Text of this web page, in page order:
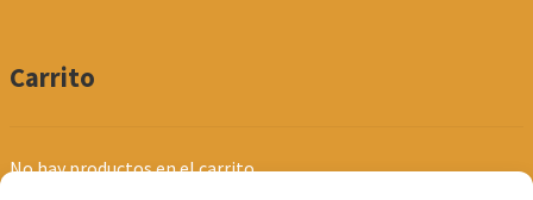
Carrito
No hay productos en el carrito.